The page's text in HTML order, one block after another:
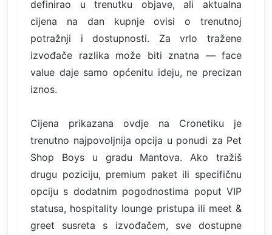
definirao u trenutku objave, ali aktualna
cijena na dan kupnje ovisi o trenutnoj
potražnji i dostupnosti. Za vrlo tražene
izvođače razlika može biti znatna — face
value daje samo općenitu ideju, ne precizan
iznos.
Cijena prikazana ovdje na Cronetiku je
trenutno najpovoljnija opcija u ponudi za Pet
Shop Boys u gradu Mantova. Ako tražiš
drugu poziciju, premium paket ili specifičnu
opciju s dodatnim pogodnostima poput VIP
statusa, hospitality lounge pristupa ili meet &
greet susreta s izvođačem, sve dostupne